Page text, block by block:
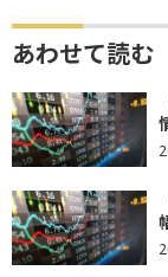
あわせて読む